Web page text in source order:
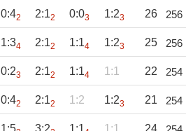
0:42 2:12 0:03 1:23 26 256
1:34 2:12 1:14 1:23 25 256
0:23 2:12 1:14 1:1 22 254
0:42 2:12 1:2 1:23 21 254